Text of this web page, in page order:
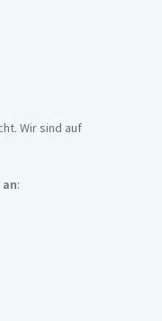
Wir sind auf
: